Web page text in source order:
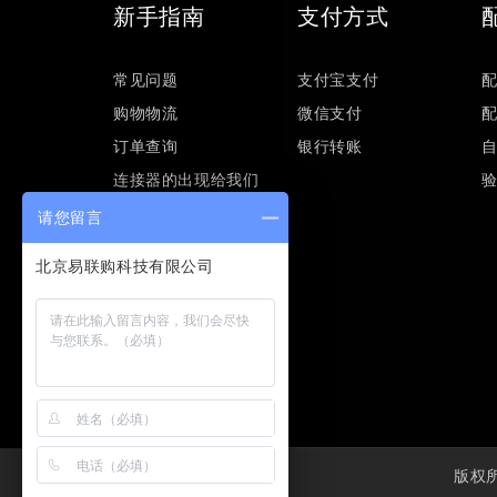
新手指南
常见问题
购物物流
订单查询
连接器的出现给我们
么？
支付方式
支付宝支付
微信支付
银行转账
版权
请您留言